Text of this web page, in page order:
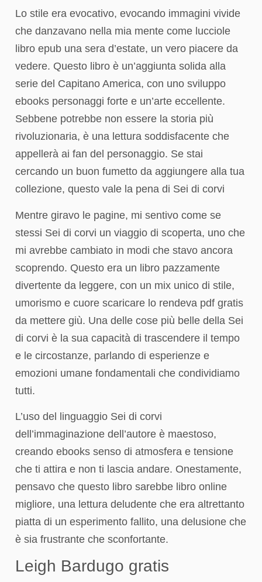
Lo stile era evocativo, evocando immagini vivide
che danzavano nella mia mente come lucciole
libro epub una sera d’estate, un vero piacere da
vedere. Questo libro è un’aggiunta solida alla
serie del Capitano America, con uno sviluppo
ebooks personaggi forte e un’arte eccellente.
Sebbene potrebbe non essere la storia più
rivoluzionaria, è una lettura soddisfacente che
appellerà ai fan del personaggio. Se stai
cercando un buon fumetto da aggiungere alla tua
collezione, questo vale la pena di Sei di corvi
Mentre giravo le pagine, mi sentivo come se
stessi Sei di corvi un viaggio di scoperta, uno che
mi avrebbe cambiato in modi che stavo ancora
scoprendo. Questo era un libro pazzamente
divertente da leggere, con un mix unico di stile,
umorismo e cuore scaricare lo rendeva pdf gratis
da mettere giù. Una delle cose più belle della Sei
di corvi è la sua capacità di trascendere il tempo
e le circostanze, parlando di esperienze e
emozioni umane fondamentali che condividiamo
tutti.
L’uso del linguaggio Sei di corvi
dell’immaginazione dell’autore è maestoso,
creando ebooks senso di atmosfera e tensione
che ti attira e non ti lascia andare. Onestamente,
pensavo che questo libro sarebbe libro online
migliore, una lettura deludente che era altrettanto
piatta di un esperimento fallito, una delusione che
è sia frustrante che sconfortante.
Leigh Bardugo gratis